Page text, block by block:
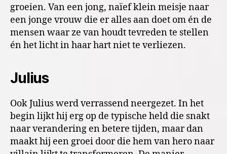
groeien. Van een jong, naïef klein meisje naar
een jonge vrouw die er alles aan doet om én de
mensen waar ze van houdt tevreden te stellen
én het licht in haar hart niet te verliezen.
Julius
Ook Julius werd verrassend neergezet. In het
begin lijkt hij erg op de typische held die snakt
naar verandering en betere tijden, maar dan
maakt hij een groei door die hem van hero naar